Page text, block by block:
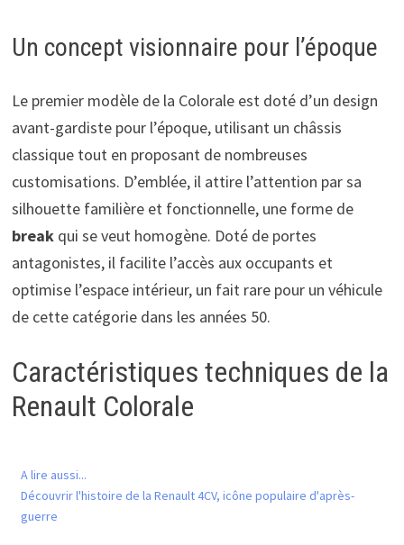
Un concept visionnaire pour l’époque
Le premier modèle de la Colorale est doté d’un design
avant-gardiste pour l’époque, utilisant un châssis
classique tout en proposant de nombreuses
customisations. D’emblée, il attire l’attention par sa
silhouette familière et fonctionnelle, une forme de
breakqui se veut homogène. Doté de portes
antagonistes, il facilite l’accès aux occupants et
optimise l’espace intérieur, un fait rare pour un véhicule
de cette catégorie dans les années 50.
Caractéristiques techniques de la
Renault Colorale
A lire aussi...
Découvrir l'histoire de la Renault 4CV, icône populaire d'après-
guerre